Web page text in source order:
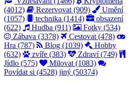
(4012)
Rezervovat (909)
Umění
(1057)
technika (1414)
obsazení
(622)
Hudba (911)
Fotky (534)
Zábava (3378)
Cestovat (478)
Hra (787)
Blog (1039)
Hobby
(632)
zvíře (383)
Zdraví (749)
Jídlo (575)
Milovat (1083)
Povídat si (4528) jiný (50374)